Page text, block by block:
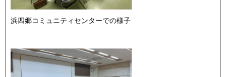
浜四郷コミュニティセンターでの様子